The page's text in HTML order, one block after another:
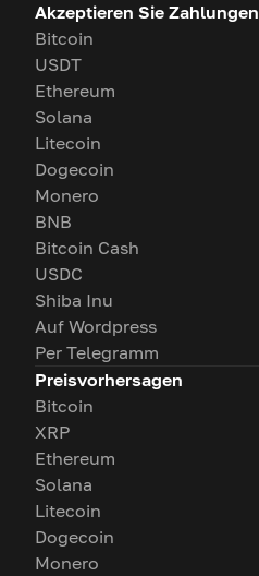
Akzeptieren Sie Zahlungen
Bitcoin
USDT
Ethereum
Solana
Litecoin
Dogecoin
Monero
BNB
Bitcoin Cash
USDC
Shiba Inu
Auf Wordpress
Per Telegramm
Preisvorhersagen
Bitcoin
XRP
Ethereum
Solana
Litecoin
Dogecoin
Monero